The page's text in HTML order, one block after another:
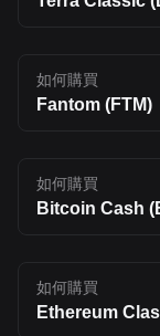
如何購買
Fantom (FTM)
如何購買
Bitcoin Cash
如何購買
Ethereum